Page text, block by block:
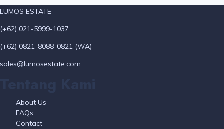
LUMOS ESTATE
(+62) 021-5999-1037
(+62) 0821-8088-0821 (WA)
sales@lumosestate.com
About Us
FAQs
Contact